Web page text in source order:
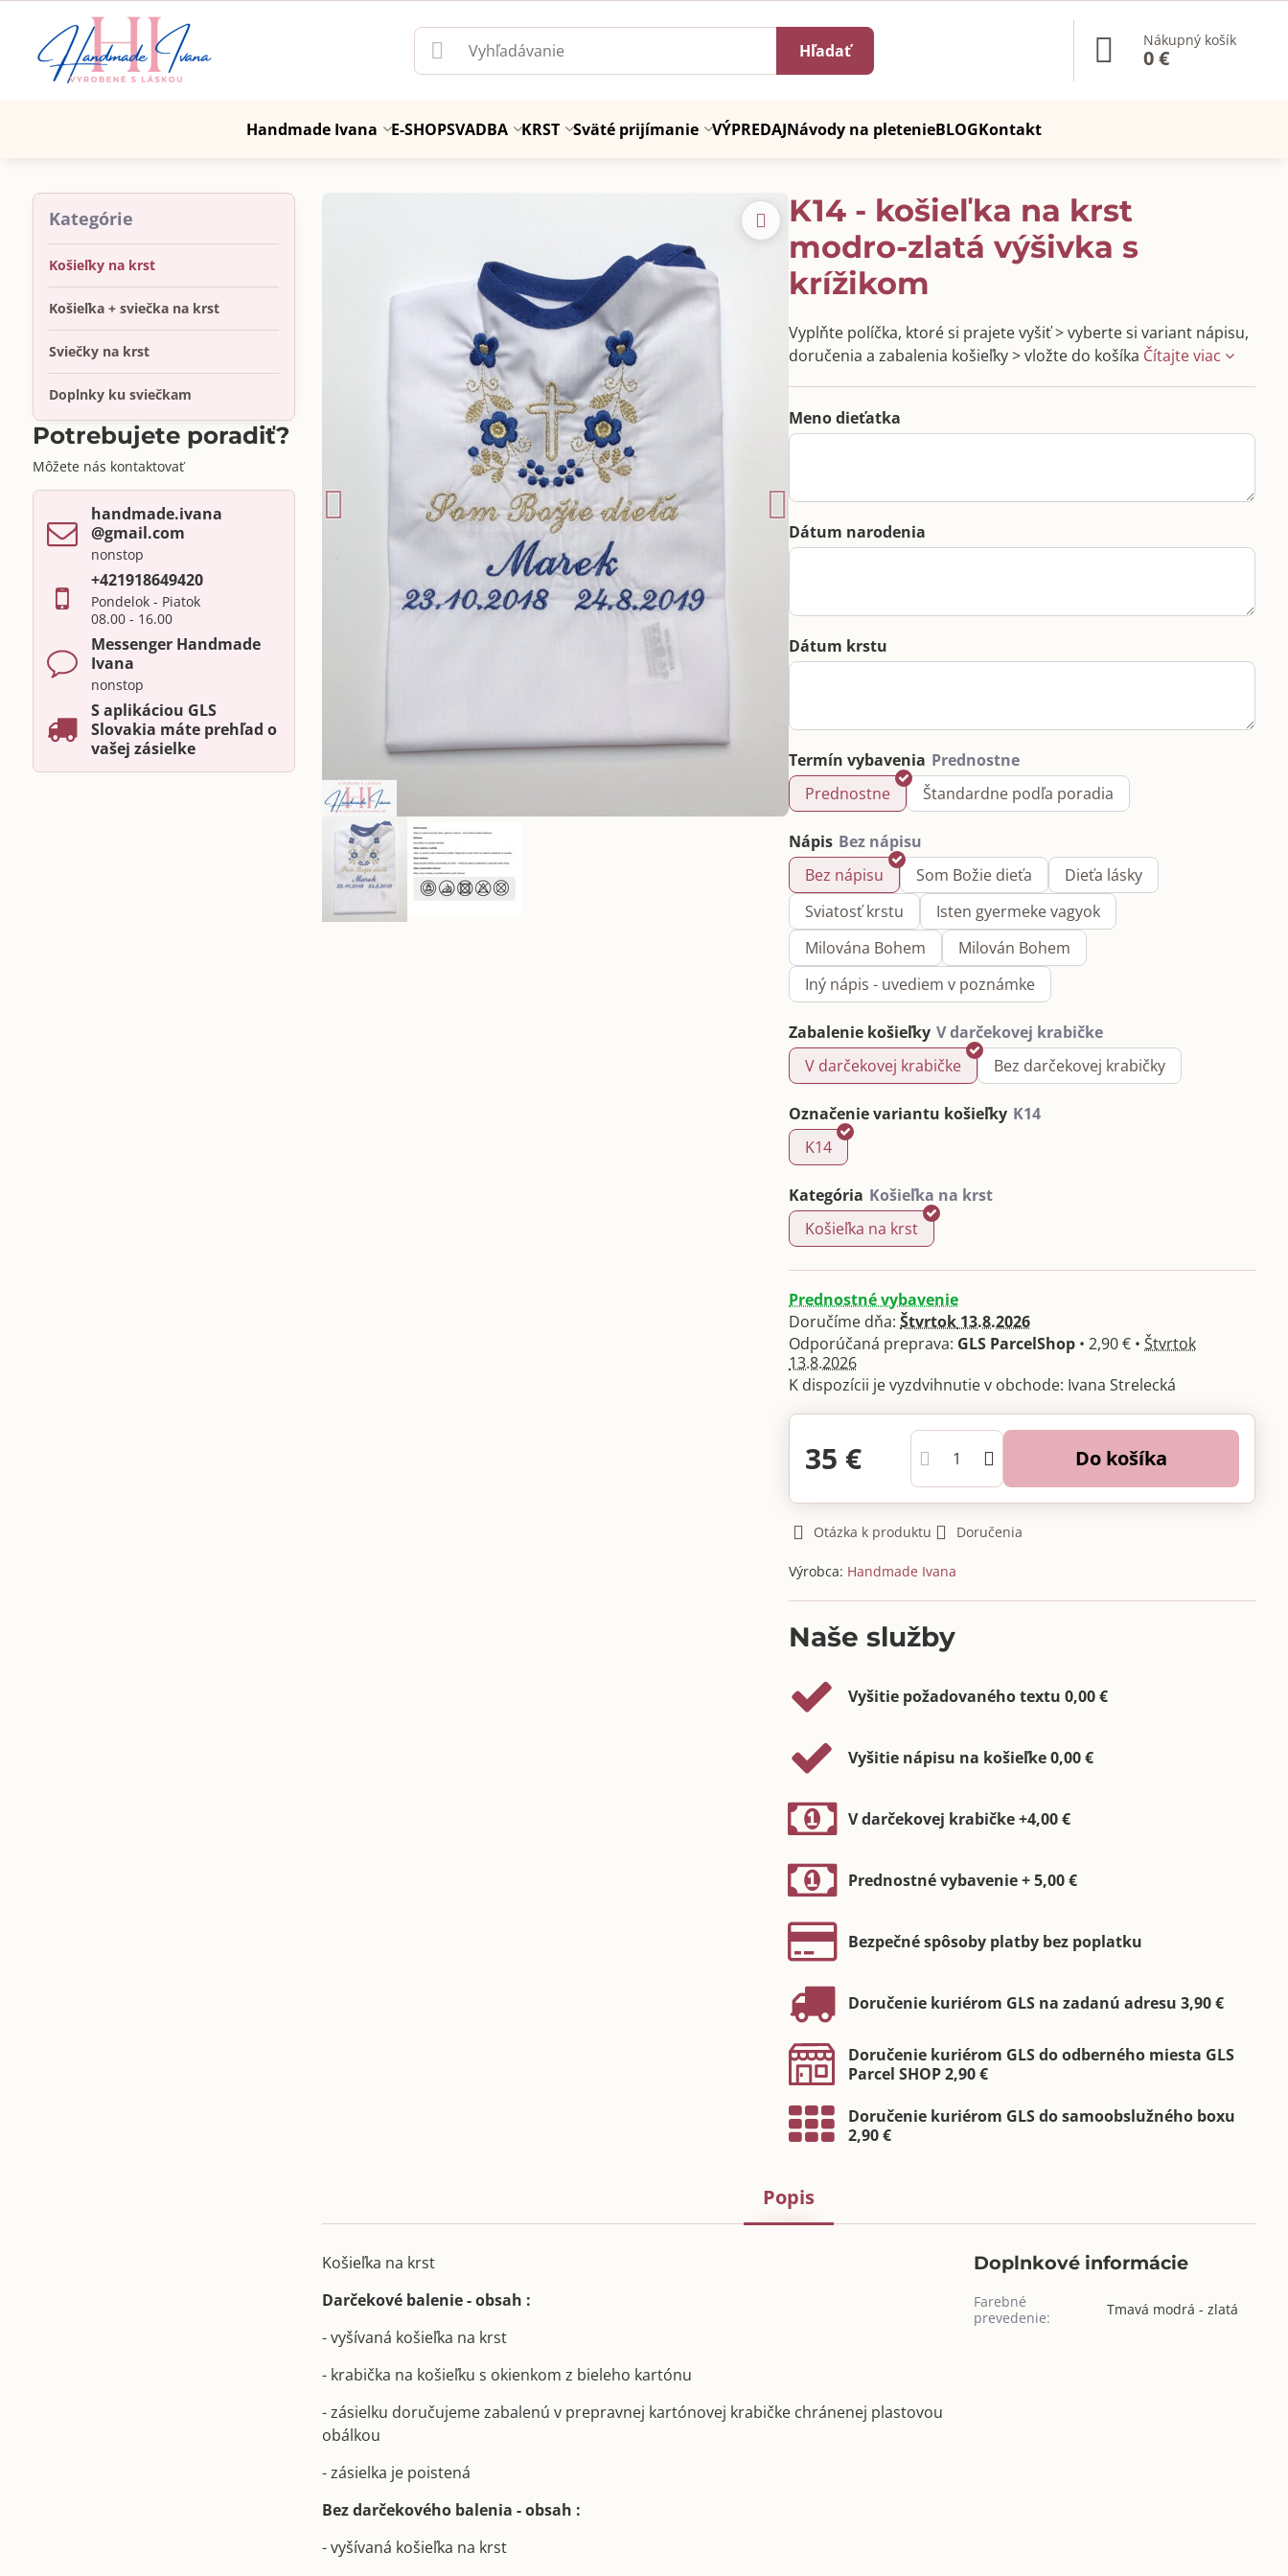
Hľadať
Nákupný košík
0 €
Handmade Ivana E-SHOPSVADBA KRST Sväté prijímanie VÝPREDAJNávody na pletenieBLOGKontakt
K14 - košieľka na krst
modro-zlatá výšivka s
krížikom
Vyplňte políčka, ktoré si prajete vyšiť > vyberte si variant nápisu,
doručenia a zabalenia košieľky > vložte do košíka Čítajte viac
Meno dieťatka
Dátum narodenia
Dátum krstu
Termín vybavenia
Prednostne
Štandardne podľa poradia
Nápis
Bez nápisu
Som Božie dieťa
Dieťa lásky
Sviatosť krstu
Isten gyermeke vagyok
Milována Bohem
Milován Bohem
Iný nápis - uvediem v poznámke
Zabalenie košieľky
V darčekovej krabičke
Bez darčekovej krabičky
Označenie variantu košieľky
K14
Kategória
Košieľka na krst
Prednostné vybavenie
Doručíme dňa:Štvrtok 13.8.2026
GLS ParcelShop •2,90 € •Štvrtok
13.8.2026
Ivana Strelecká
35 € Do košíka
Otázka k produktu Doručenia
Výrobca: Handmade Ivana
Naše služby
Vyšitie požadovaného textu 0,00 €
Vyšitie nápisu na košieľke 0,00 €
V darčekovej krabičke +4,00 €
Prednostné vybavenie + 5,00 €
Bezpečné spôsoby platby bez poplatku
Doručenie kuriérom GLS na zadanú adresu 3,90 €
Doručenie kuriérom GLS do odberného miesta GLS
Parcel SHOP 2,90 €
Doručenie kuriérom GLS do samoobslužného boxu
2,90 €
Popis
Košieľka na krst
Darčekové balenie - obsah :
- vyšívaná košieľka na krst
- krabička na košieľku s okienkom z bieleho kartónu
- zásielku doručujeme zabalenú v prepravnej kartónovej krabičke chránenej plastovou
obálkou
- zásielka je poistená
Bez darčekového balenia - obsah :
- vyšívaná košieľka na krst
Doplnkové informácie
Farebné
prevedenie:
Tmavá modrá - zlatá
Kategórie
Košieľky na krst
Košieľka + sviečka na krst
Sviečky na krst
Doplnky ku sviečkam
Potrebujete poradiť?
Môžete nás kontaktovať
handmade​.ivana ​
@gmail​.com
nonstop
+421918649420
Pondelok - Piatok
08.00 - 16.00
Messenger Handmade
Ivana
nonstop
S aplikáciou GLS
Slovakia máte prehľad o
vašej zásielke